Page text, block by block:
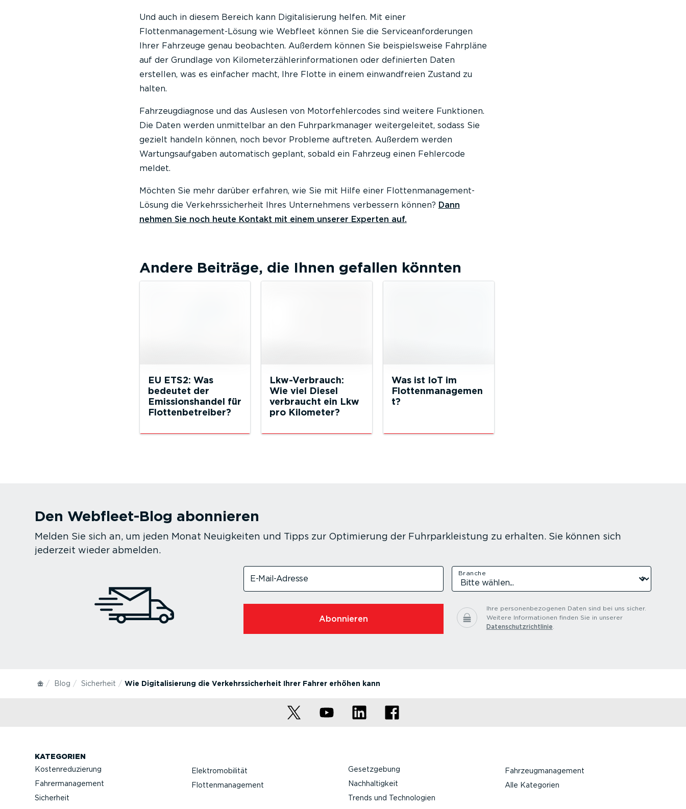
Und auch in diesem Bereich kann Digitalisierung helfen. Mit einer
Flottenmanagement-Lösung wie Webfleet können Sie die Serviceanforderungen
Ihrer Fahrzeuge genau beobachten. Außerdem können Sie beispielsweise Fahrpläne
auf der Grundlage von Kilometerzählerinformationen oder definierten Daten
erstellen, was es einfacher macht, Ihre Flotte in einem einwandfreien Zustand zu
halten.
Fahrzeugdiagnose und das Auslesen von Motorfehlercodes sind weitere Funktionen.
Die Daten werden unmittelbar an den Fuhrparkmanager weitergeleitet, sodass Sie
gezielt handeln können, noch bevor Probleme auftreten. Außerdem werden
Wartungsaufgaben automatisch geplant, sobald ein Fahrzeug einen Fehlercode
meldet.
Möchten Sie mehr darüber erfahren, wie Sie mit Hilfe einer Flottenmanagement-
Lösung die Verkehrssicherheit Ihres Unternehmens verbessern können? Dann
nehmen Sie noch heute Kontakt mit einem unserer Experten auf.
Andere Beiträge, die Ihnen gefallen könnten
EU ETS2: Was
bedeutet der
Emissionshandel für
Flottenbetreiber?
Lkw-Verbrauch:
Wie viel Diesel
verbraucht ein Lkw
pro Kilometer?
Was ist IoT im
Flottenmanagemen
t?
Den Webfleet-Blog abonnieren
Melden Sie sich an, um jeden Monat Neuigkeiten und Tipps zur Optimierung der Fuhrparkleistung zu erhalten. Sie können sich
jederzeit wieder abmelden.
E-Mail-Adresse
Branche
Abonnieren
Ihre personenbezogenen Daten sind bei uns sicher.
Weitere Informationen finden Sie in unserer
Datenschutzrichtlinie
Blog Sicherheit Wie Digitalisierung die Verkehrssicherheit Ihrer Fahrer erhöhen kann
KATEGORIEN
Kostenreduzierung
Fahrermanagement
Sicherheit
Elektromobilität
Flottenmanagement
Gesetzgebung
Nachhaltigkeit
Trends und Technologien
Fahrzeugmanagement
Alle Kategorien